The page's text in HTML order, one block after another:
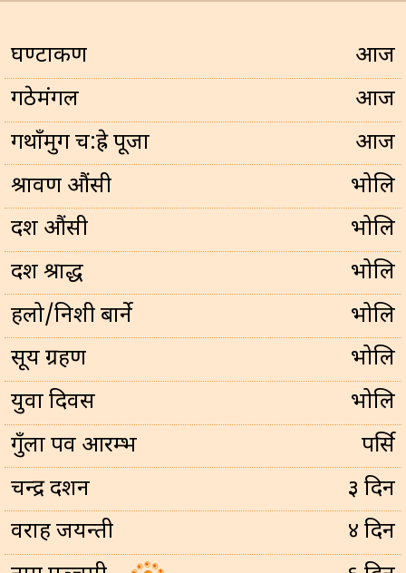
घण्टाकर्ण
आज
गठेमंगल
आज
गथाँमुग च:ह्रे पूजा
आज
श्रावण औंसी
भोलि
दर्श औंसी
भोलि
दर्श श्राद्ध
भोलि
हलो/निशी बार्ने
भोलि
सूर्य ग्रहण
भोलि
युवा दिवस
भोलि
गुँला पर्व आरम्भ
पर्सि
चन्द्र दर्शन
३ दिन
वराह जयन्ती
४ दिन